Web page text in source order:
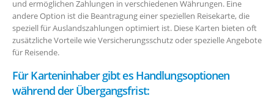
und ermöglichen Zahlungen in verschiedenen Währungen. Eine
andere Option ist die Beantragung einer speziellen Reisekarte, die
speziell für Auslandszahlungen optimiert ist. Diese Karten bieten oft
zusätzliche Vorteile wie Versicherungsschutz oder spezielle Angebote
für Reisende.
Für Karteninhaber gibt es Handlungsoptionen
während der Übergangsfrist: